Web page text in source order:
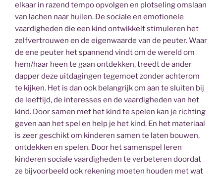
elkaar in razend tempo opvolgen en plotseling omslaan
van lachen naar huilen. De sociale en emotionele
vaardigheden die een kind ontwikkelt stimuleren het
zelfvertrouwen en de eigenwaarde van de peuter. Waar
de ene peuter het spannend vindt om de wereld om
hem/haar heen te gaan ontdekken, treedt de ander
dapper deze uitdagingen tegemoet zonder achterom
te kijken. Het is dan ook belangrijk om aan te sluiten bij
de leeftijd, de interesses en de vaardigheden van het
kind. Door samen met het kind te spelen kan je richting
geven aan het spel en help je het kind. En het materiaal
is zeer geschikt om kinderen samen te laten bouwen,
ontdekken en spelen. Door het samenspel leren
kinderen sociale vaardigheden te verbeteren doordat
ze bijvoorbeeld ook rekening moeten houden met wat